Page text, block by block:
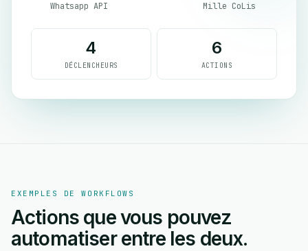
Whatsapp API Mille CoLis
4
DÉCLENCHEURS
6
ACTIONS
EXEMPLES DE WORKFLOWS
Actions que vous pouvez
automatiser entre les deux.